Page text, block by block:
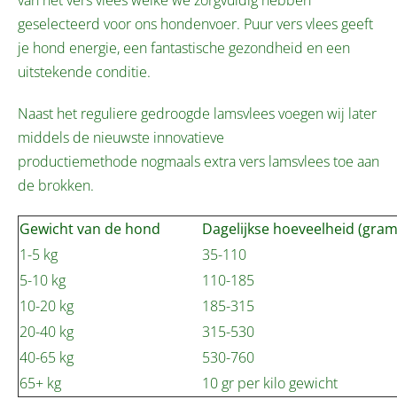
geselecteerd voor ons hondenvoer. Puur vers vlees geeft
je hond energie, een fantastische gezondheid en een
uitstekende conditie.
Naast het reguliere gedroogde lamsvlees voegen wij later
middels de nieuwste innovatieve
productiemethode nogmaals extra vers lamsvlees toe aan
de brokken.
Gewicht van de hond
Dagelijkse hoeveelheid
1-5 kg
35-110
5-10 kg
110-185
10-20 kg
185-315
20-40 kg
315-530
40-65 kg
530-760
65+ kg
10 gr per kilo gewicht